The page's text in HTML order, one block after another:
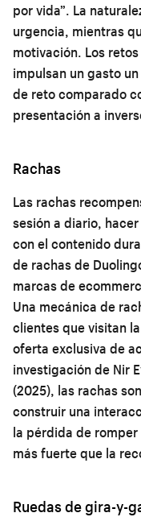
por vida”. La
urgencia, mientras
motivación. Los
impulsan un gasto
de reto comparado
presentación a
Rachas
Las rachas
sesión a diario,
con el contenido
de rachas de
marcas de
Una mecánica de
clientes que visitan
oferta exclusiva de
investigación de Nir
(2025), las rachas
construir una
la pérdida de
más fuerte que la
Ruedas de gira-y-